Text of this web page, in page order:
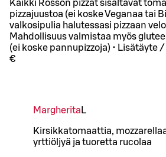
Kaikki Rosson pizzat sisältävät
pizzajuustoa (ei koske Veganaa tai
valkosipulia halutessasi pizzaan
Mahdollisuus valmistaa myös
(ei koske pannupizzoja) • Lisätäyte
€
Margherita L
Kirsikkatomaattia,
yrttiöljyä ja tuoretta rucolaa